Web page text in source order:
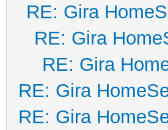
RE: Gira
RE: Gira
RE: Gira
RE: Gira
RE: Gira